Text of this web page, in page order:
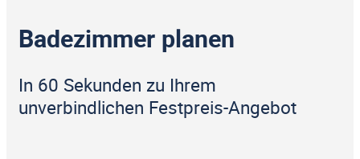
Badezimmer planen
In 60 Sekunden zu Ihrem
unverbindlichen Festpreis-Angebot